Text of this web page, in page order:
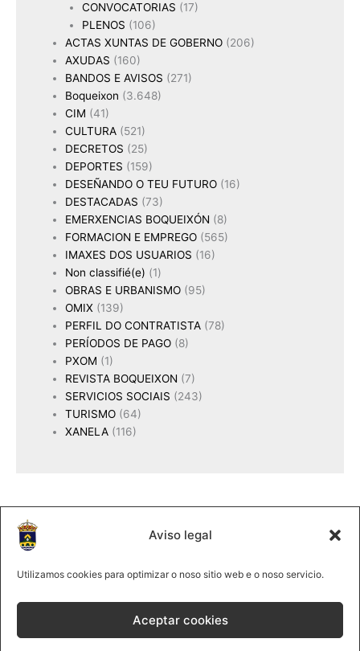
Aviso legal
Utilizamos cookies para optimizar o noso sitio web e o noso servicio.
Aceptar cookies
CONVOCATORIAS (17)
PLENOS (106)
ACTAS XUNTAS DE GOBERNO (206)
AXUDAS (160)
BANDOS E AVISOS (271)
Boqueixon (3.648)
CIM (41)
CULTURA (521)
DECRETOS (25)
DEPORTES (159)
DESEÑANDO O TEU FUTURO (16)
DESTACADAS (73)
EMERXENCIAS BOQUEIXÓN (8)
FORMACION E EMPREGO (565)
IMAXES DOS USUARIOS (16)
Non classifié(e) (1)
OBRAS E URBANISMO (95)
OMIX (139)
PERFIL DO CONTRATISTA (78)
PERÍODOS DE PAGO (8)
PXOM (1)
REVISTA BOQUEIXON (7)
SERVICIOS SOCIAIS (243)
TURISMO (64)
XANELA (116)
@lmco 2025
Política de cookies